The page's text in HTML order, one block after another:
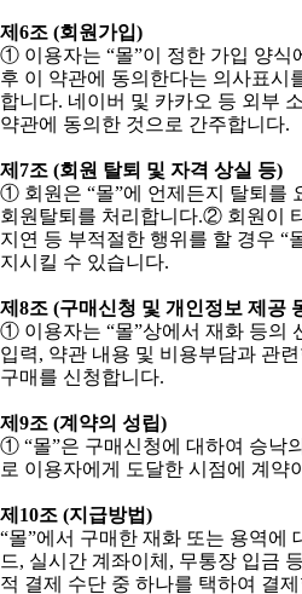
제 6조 (회원가입)
① 이용자는 “몰”이 정한 가입 양식
후 이 약관에 동의한다는 의사표시
합니다. 네이버 및 카카오 등 외부
약관에 동의한 것으로 간주합니다.
제 7조 (회원 탈퇴 및 자격 상실 등)
① 회원은 “몰”에 언제든지 탈퇴를
회원탈퇴를 처리합니다.② 회원이
지연 등 부적절한 행위를 할 경우 “
지시킬 수 있습니다.
제 8조 (구매신청 및 개인정보 제공
① 이용자는 “몰”상에서 재화 등의
입력, 약관 내용 및 비용부담과 관
구매를 신청합니다.
제 9조 (계약의 성립)
① “몰”은 구매신청에 대하여 승낙
로 이용자에게 도달한 시점에 계약
제 10조 (지급방법)
“몰”에서 구매한 재화 또는 용역에
드, 실시간 계좌이체 , 무통장 입금 등
적 결제 수단 중 하나를 택하여 결